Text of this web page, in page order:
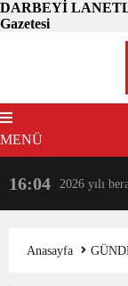
DARBEYİ
Gazetesi
MENÜ
16:04 2026 yılı
Anasayfa